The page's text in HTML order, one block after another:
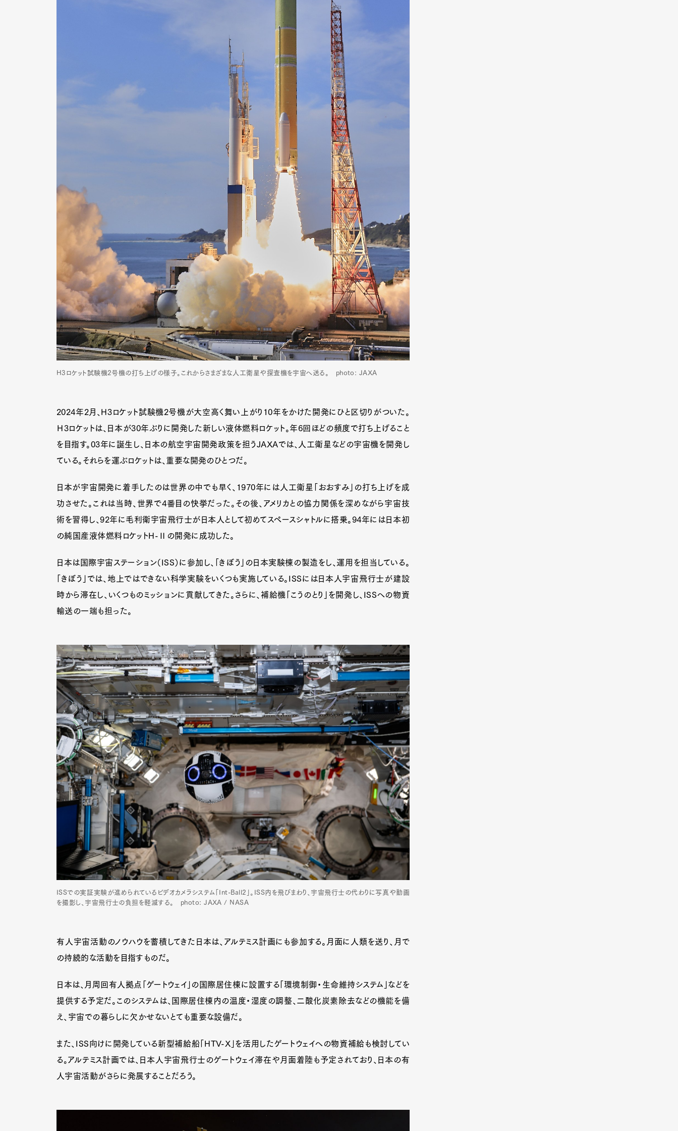
Gourmet
Cars Product
Culture
Lifestyle
H3ロケット試験機2号機の打ち上げの様子。これからさまざまな人工衛星や探査機を宇宙へ送る。 photo: JAXA
2024年2月、H3ロケット試験機2号機が大空高く舞い上がり10年をかけた開発にひと区切りがついた。
Ｈ3ロケットは、日本が30年ぶりに開発した新しい液体燃料ロケット。年6回ほどの頻度で打ち上げること
を目指す。03年に誕生し、日本の航空宇宙開発政策を担うJAXAでは、人工衛星などの宇宙機を開発し
ている。それらを運ぶロケットは、重要な開発のひとつだ。
日本が宇宙開発に着手したのは世界の中でも早く、1970年には人工衛星「おおすみ」の打ち上げを成
功させた。これは当時、世界で4番目の快挙だった。その後、アメリカとの協力関係を深めながら宇宙技
術を習得し、92年に毛利衛宇宙飛行士が日本人として初めてスペースシャトルに搭乗。94年には日本初
の純国産液体燃料ロケットH-Ⅱの開発に成功した。
日本は国際宇宙ステーション（ISS）に参加し、「きぼう」の日本実験棟の製造をし、運用を担当している。
「きぼう」では、地上ではできない科学実験をいくつも実施している。ISSには日本人宇宙飛行士が建設
時から滞在し、いくつものミッションに貢献してきた。さらに、補給機「こうのとり」を開発し、ISSへの物資
輸送の一端も担った。
ISSでの実証実験が進められているビデオカメラシステム「Int-Ball2」。ISS内を飛びまわり、宇宙飛行士の代わりに写真や動画
を撮影し、宇宙飛行士の負担を軽減する。 photo: JAXA / NASA
有人宇宙活動のノウハウを蓄積してきた日本は、アルテミス計画にも参加する。月面に人類を送り、月で
の持続的な活動を目指すものだ。
日本は、月周回有人拠点「ゲートウェイ」の国際居住棟に設置する「環境制御・生命維持システム」などを
提供する予定だ。このシステムは、国際居住棟内の温度・湿度の調整、二酸化炭素除去などの機能を備
え、宇宙での暮らしに欠かせないとても重要な設備だ。
また、ISS向けに開発している新型補給船「HTV-X」を活用したゲートウェイへの物資補給も検討してい
る。アルテミス計画では、日本人宇宙飛行士のゲートウェイ滞在や月面着陸も予定されており、日本の有
人宇宙活動がさらに発展することだろう。